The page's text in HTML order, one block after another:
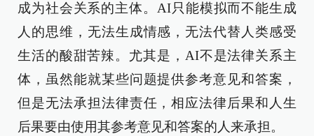
成为社会关系的主体。AI只能模拟而不能生成
人的思维，无法生成情感，无法代替人类感受
生活的酸甜苦辣。尤其是，AI不是法律关系主
体，虽然能就某些问题提供参考意见和答案，
但是无法承担法律责任，相应法律后果和人生
后果要由使用其参考意见和答案的人来承担。